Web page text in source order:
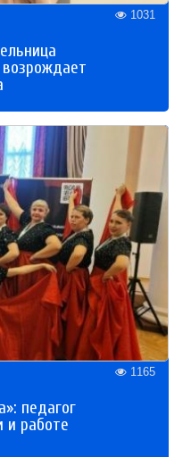
1031
возрождает
1165
педагог
и работе